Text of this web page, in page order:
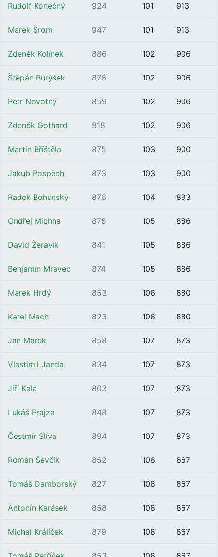
Rudolf Konečný 924 101 913
Marek Šrom 947 101 913
Zdeněk Kolínek 886 102 906
Štěpán Burýšek 876 102 906
Petr Novotný 859 102 906
Zdeněk Gothard 918 102 906
Martin Bříštěla 875 103 900
Jakub Pospěch 873 103 900
Radek Bohunský 876 104 893
Ondřej Michna 875 105 886
David Žeravík 841 105 886
Benjamín Mravec 874 105 886
Marek Hrdý 853 106 880
Karel Mach 823 106 880
Jan Marek 858 107 873
Vlastimil Janda 834 107 873
Jiří Kala 803 107 873
Lukáš Prajza 848 107 873
Čestmír Slíva 894 107 873
Roman Ševčík 852 108 867
Tomáš Damborský 827 108 867
Antonín Karásek 858 108 867
Michal Králíček 879 108 867